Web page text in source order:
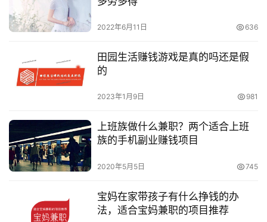
2022年6月11日 636
田园生活赚钱游戏是真的吗还是假
的
2023年1月9日 981
上班族做什么兼职？两个适合上班
族的手机副业赚钱项目
2020年5月5日 745
宝妈在家带孩子有什么挣钱的办
法，适合宝妈兼职的项目推荐